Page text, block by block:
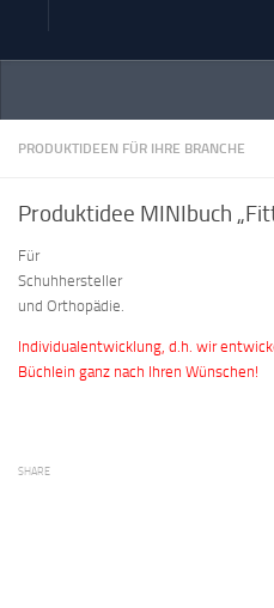
Zum Inhalt springen
PRODUKTIDEEN FÜR IHRE BRANCHE
Produktidee MINIbuch
Für
Schuhhersteller
und Orthopädie.
Individualentwicklung, d.h. wir
Büchlein ganz nach Ihren Wünschen!
SHARE